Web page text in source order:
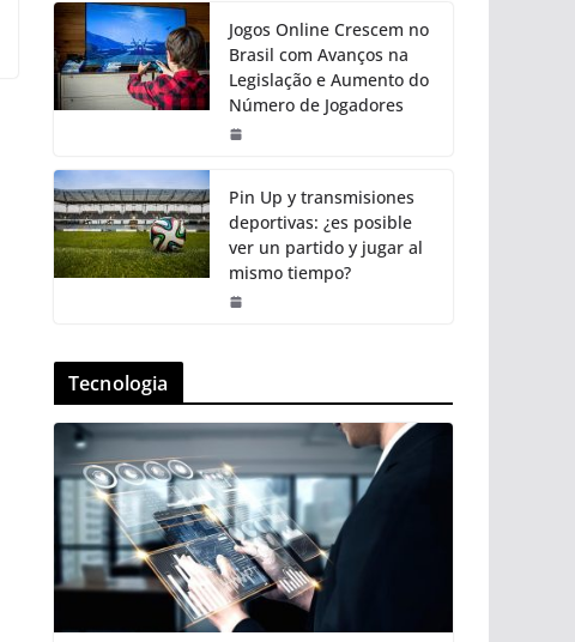
Jogos Online Crescem no
Brasil com Avanços na
Legislação e Aumento do
Número de Jogadores
Pin Up y transmisiones
deportivas: ¿es posible
ver un partido y jugar al
mismo tiempo?
Tecnologia